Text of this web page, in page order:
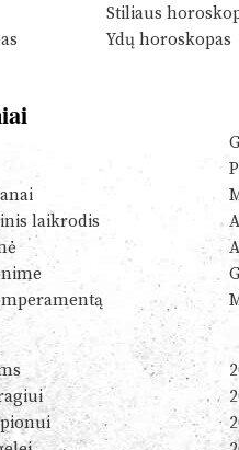
Stiliaus
Ydų horoskopas
laikrodis